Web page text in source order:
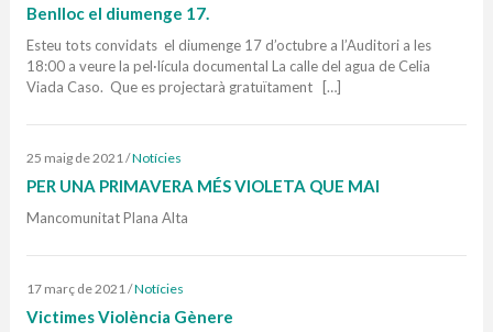
Benlloc el diumenge 17.
Esteu tots convidats el diumenge 17 d’octubre a l’Auditori a les
18:00 a veure la pel·lícula documental La calle del agua de Celia
Viada Caso. Que es projectarà gratuïtament […]
25 maig de 2021/Notícies
PER UNA PRIMAVERA MÉS VIOLETA QUE MAI
Mancomunitat Plana Alta
17 març de 2021/Notícies
Victimes Violència Gènere